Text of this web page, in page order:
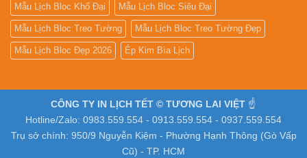
Mẫu Lịch Bloc Khổ Đại Mẫu Lịch Bloc Siêu Đại
Mẫu Lịch Bloc Treo Tường Mẫu Lịch Bloc Treo Tường Đẹp
Mẫu Lịch Bloc Đẹp 2026 Ép Kim Bìa Lịch
CÔNG TY IN LỊCH TẾT © TƯƠNG LAI VIỆT ☝️
Hotline/Zalo: 0983.559.554 - 0913.559.554 - 0937.559.554
Trụ sở chính: 950/9 Nguyễn Kiệm - Phường Hạnh Thông (Gò Vấp
Cũ) - TP. HCM